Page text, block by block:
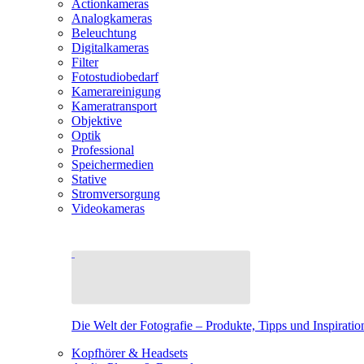
Actionkameras
Analogkameras
Beleuchtung
Digitalkameras
Filter
Fotostudiobedarf
Kamerareinigung
Kameratransport
Objektive
Optik
Professional
Speichermedien
Stative
Stromversorgung
Videokameras
Die Welt der Fotografie – Produkte, Tipps und
Kopfhörer & Headsets